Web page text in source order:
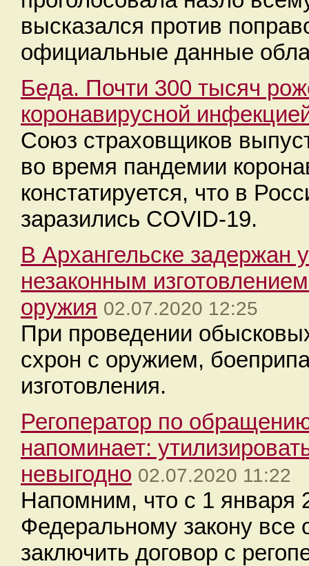
высказался против
официальные данные
Беда. Почти 300 тысяч
коронавирусной
Союз страховщиков
во время пандемии
констатируется, что в
заразились COVID-19.
В Архангельске задержан
незаконным
оружия 02.07.2020 12:25
При проведении
схрон с оружием,
изготовления.
Регоператор по
напоминает:
невыгодно 02.07.2020 11:22
Напомним, что с 1 января
Федеральному закону все
заключить договор с